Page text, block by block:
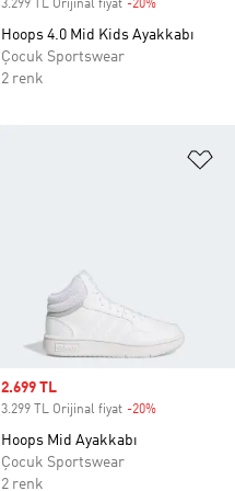
3.299 TL Orijinal fiyat -20%
Hoops 4.0 Mid Kids Ayakkabı
Çocuk Sportswear
2 renk
Sale price
2.699 TL
3.299 TL Orijinal fiyat -20%
Hoops Mid Ayakkabı
Çocuk Sportswear
2 renk